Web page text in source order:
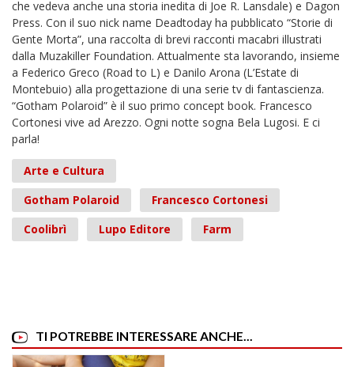
che vedeva anche una storia inedita di Joe R. Lansdale) e Dagon
Press. Con il suo nick name Deadtoday ha pubblicato “Storie di
Gente Morta”, una raccolta di brevi racconti macabri illustrati
dalla Muzakiller Foundation. Attualmente sta lavorando, insieme
a Federico Greco (Road to L) e Danilo Arona (L’Estate di
Montebuio) alla progettazione di una serie tv di fantascienza.
“Gotham Polaroid” è il suo primo concept book. Francesco
Cortonesi vive ad Arezzo. Ogni notte sogna Bela Lugosi. E ci
parla!
Arte e Cultura
Gotham Polaroid
Francesco Cortonesi
Coolibrì
Lupo Editore Farm
TI POTREBBE INTERESSARE ANCHE...